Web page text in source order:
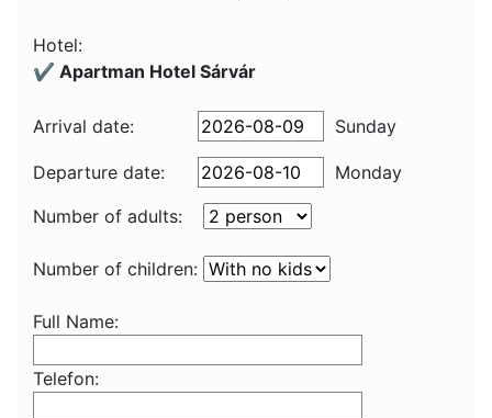
Hotel:
✔️ Apartman Hotel Sárvár
Arrival date: Sunday
Departure date:
Monday
Number of adults:
Number of children:
Full Name:
Telefon: